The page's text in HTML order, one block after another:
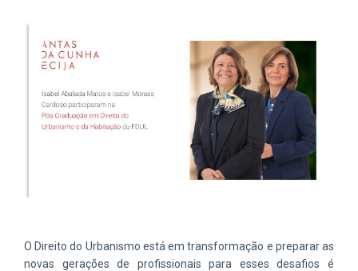
O Direito do Urbanismo está em transformação e preparar as
novas gerações de profissionais para esses desafios é